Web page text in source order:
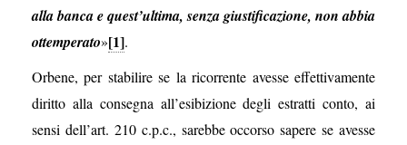
alla banca e quest’ultima, senza giustificazione, non abbia
ottemperato»[1].
Orbene, per stabilire se la ricorrente avesse effettivamente
diritto alla consegna all’esibizione degli estratti conto, ai
sensi dell’art. 210 c.p.c., sarebbe occorso sapere se avesse